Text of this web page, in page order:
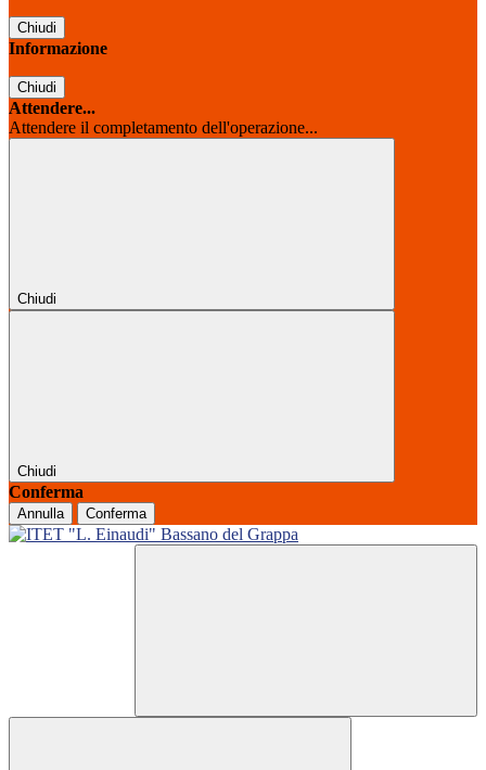
Chiudi
Informazione
Chiudi
Attendere...
Attendere il completamento dell'operazione...
Chiudi
Chiudi
Conferma
Annulla Conferma